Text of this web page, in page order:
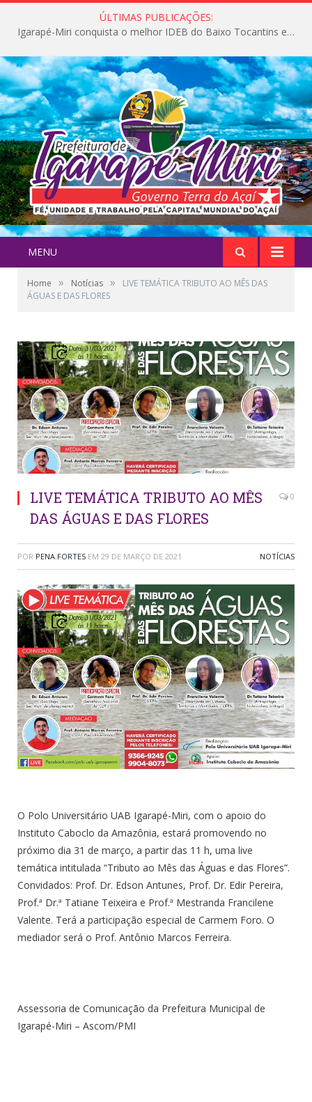
ÚLTIMAS PUBLICAÇÕES:
Igarapé-Miri conquista o melhor IDEB do Baixo Tocantins e avança na qualidade da educação pública
MENU
Home » Notícias »
LIVE TEMÁTICA TRIBUTO AO MÊS DAS
ÁGUAS E DAS FLORES
LIVE TEMÁTICA TRIBUTO AO MÊS
DAS ÁGUAS E DAS FLORES
0
POR PENA.FORTES EM 29 DE MARÇO DE 2021 NOTÍCIAS
O Polo Universitário UAB Igarapé-Miri, com o apoio do
Instituto Caboclo da Amazônia, estará promovendo no
próximo dia 31 de março, a partir das 11 h, uma live
temática intitulada “Tributo ao Mês das Águas e das Flores”.
Convidados: Prof. Dr. Edson Antunes, Prof. Dr. Edir Pereira,
Prof.ª Dr.ª Tatiane Teixeira e Prof.ª Mestranda Francilene
Valente. Terá a participação especial de Carmem Foro. O
mediador será o Prof. Antônio Marcos Ferreira.
Assessoria de Comunicação da Prefeitura Municipal de
Igarapé-Miri – Ascom/PMI